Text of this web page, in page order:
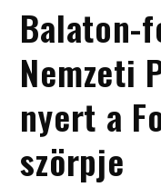
Balaton-
Nemzeti
nyert a
szörpje